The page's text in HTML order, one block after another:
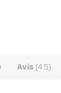
Avis (4.5)